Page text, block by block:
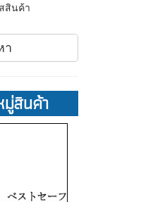
สินค้า
สินค้า